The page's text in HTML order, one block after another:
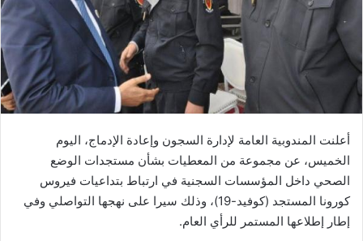
ر
ي
أعلنت المندوبية العامة لإدارة السجون وإعادة الإدماج، اليوم
الخميس، عن مجموعة من المعطيات بشأن مستجدات الوضع
الصحي داخل المؤسسات السجنية في ارتباط بتداعيات فيروس
كورونا المستجد (كوفيد-19)، وذلك سيرا على نهجها التواصلي وفي
إطار إطلاعها المستمر للرأي العام.